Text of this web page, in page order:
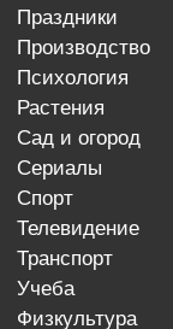
праздники
производство
психология
растения
сад и огород
сериалы
спорт
телевидение
транспорт
учеба
физкультура